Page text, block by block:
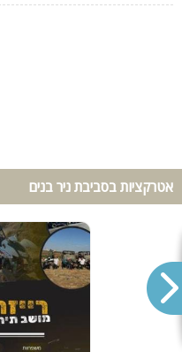
אטרקציות בסביבת ניר בנים